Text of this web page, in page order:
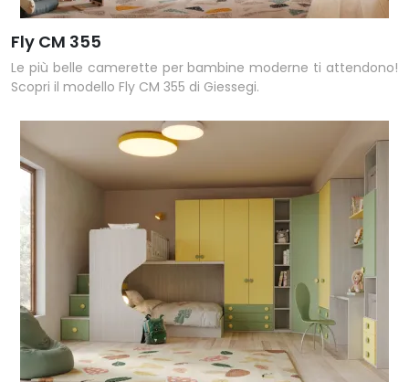
Fly CM 355
Le più belle camerette per bambine moderne ti attendono!
Scopri il modello Fly CM 355 di Giessegi.